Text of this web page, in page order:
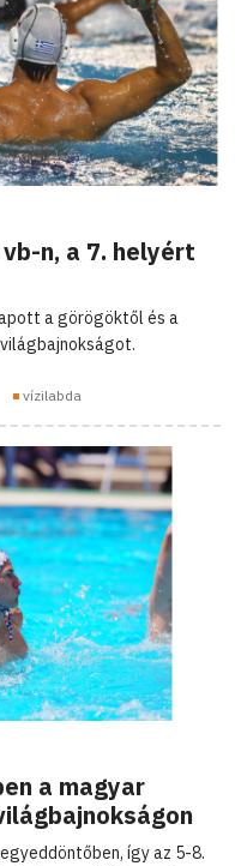
n, a 7. helyért
a görögöktől és a
vízilabda
a magyar
így az 5-8.